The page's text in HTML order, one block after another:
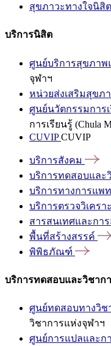
สุขภาวะทางใจนิสิต
บริการนิสิต
ศูนย์บริการสุขภาพ
จุฬาฯ
หน่วยส่งเสริมสุขภ
ศูนย์นวัตกรรมการเ
การเรียนรู้ (Chula
CUVIPCUVIP
บริการสังคม
บริการทดสอบและ
บริการทางการแพ
บริการตรวจวิเคร
สารสนเทศและกา
พื้นที่สร้างสรรค์
พิพิธภัณฑ์
บริการทดสอบและวิชาก
ศูนย์ทดสอบทางวิช
วิชาการแห่งจุฬาฯ
ศูนย์การแปลและก